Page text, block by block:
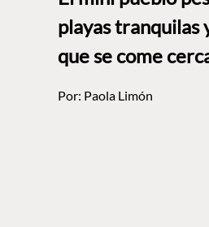
playas tranquilas
que se come
Por: Paola Limón